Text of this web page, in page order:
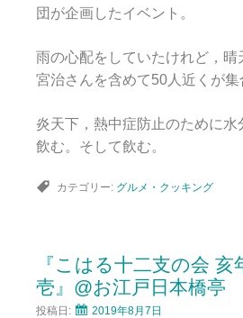
団が企画したイベント。
雨の心配をしていたけれど，晴
宮治さんを含めて50人近くが集
炎天下，熱中症防止のために水
飲む。そして飲む。
カテゴリー: グルメ・クッキング
『こはる十二支の会 亥
壱』@お江戸日本橋亭
投稿日: 2019年8月7日